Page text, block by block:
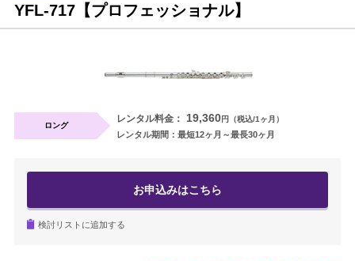
楽器レンタル 防音室レンタル
ギター・ウクレレ
電子ピアノ・エレクトーン・シンセ
YFL-717【プロフェッショナル】
ロング
レンタル料金： 19,360円（税込/1ヶ月）
レンタル期間：最短12ヶ月～最長30ヶ月
お申込みはこちら
検討リストに追加する